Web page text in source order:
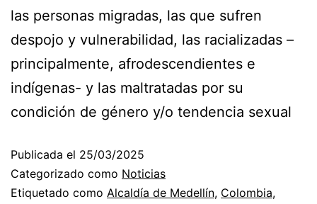
las personas migradas, las que sufren
despojo y vulnerabilidad, las racializadas –
principalmente, afrodescendientes e
indígenas- y las maltratadas por su
condición de género y/o tendencia sexual
Publicada el 25/03/2025
Categorizado como Noticias
Etiquetado como Alcaldía de Medellín, Colombia,